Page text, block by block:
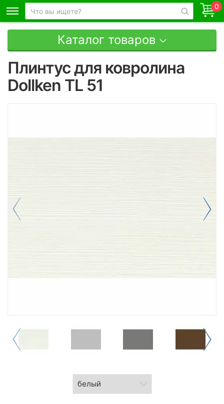
0
Каталог товаров
Плинтус для ковролина
Dollken TL 51